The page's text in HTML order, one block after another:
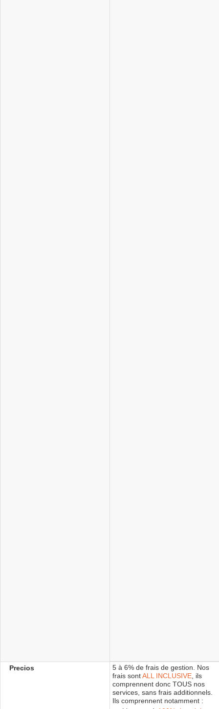
Precios
5 à 6% de frais de gestion. Nos
frais sontALL INCLUSIVE , ils
comprennent donc TOUS nos
services, sans frais additionnels.
Ils comprennent notamment :